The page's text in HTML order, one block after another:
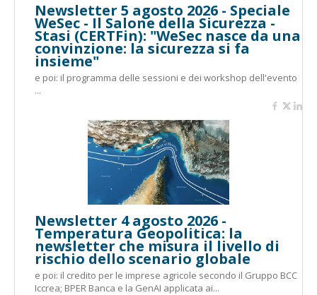
Newsletter 5 agosto 2026 - Speciale
WeSec - Il Salone della Sicurezza -
Stasi (CERTFin): "WeSec nasce da una
convinzione: la sicurezza si fa
insieme"
e poi: il programma delle sessioni e dei workshop dell'evento
...
Newsletter 4 agosto 2026 -
Temperatura Geopolitica: la
newsletter che misura il livello di
rischio dello scenario globale
e poi: il credito per le imprese agricole secondo il Gruppo BCC
Iccrea; BPER Banca e la GenAI applicata ai...